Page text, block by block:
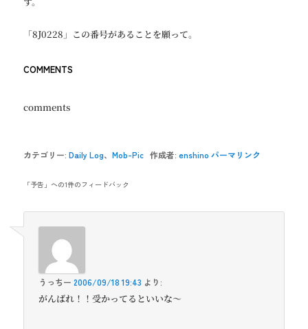
「8J0228」この番号があることを願って。
COMMENTS
comments
カテゴリー:Daily Log、Mob-Pic 作成者:enshino パーマリンク
「予告 」への1件のフィードバック
うっちー 2006/09/18 19:43 より:
がんばれ！！受かってるといいな〜